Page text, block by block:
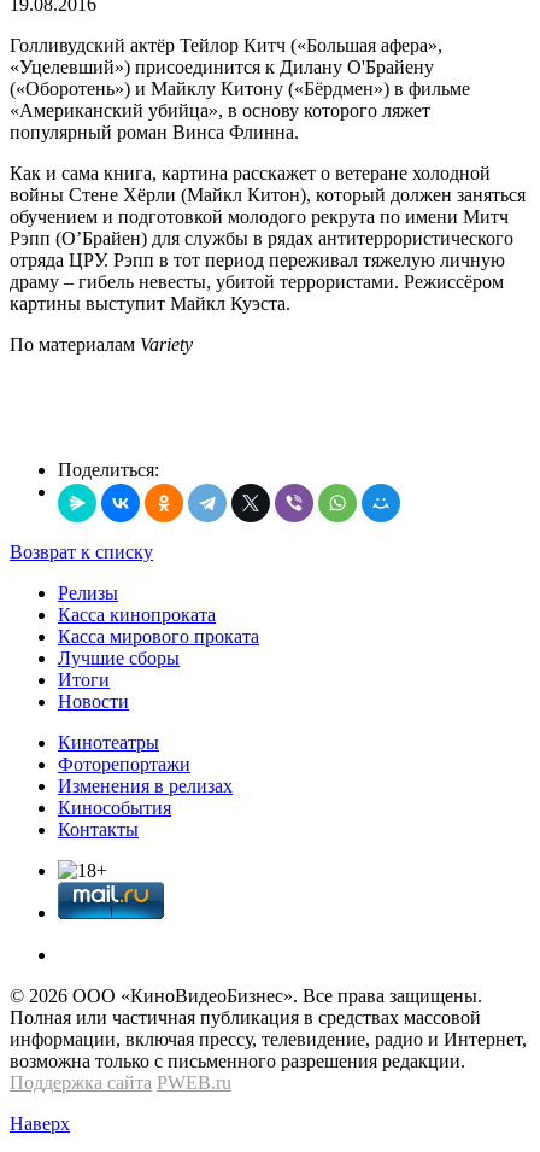
Голливудский актёр Тейлор Китч («Большая афера»,
«Уцелевший») присоединится к Дилану О'Брайену
(«Оборотень») и Майклу Китону («Бёрдмен») в фильме
«Американский убийца», в основу которого ляжет
популярный роман Винса Флинна.
Как и сама книга, картина расскажет о ветеране холодной
войны Стене Хёрли (Майкл Китон), который должен заняться
обучением и подготовкой молодого рекрута по имени Митч
Рэпп (О’Брайен) для службы в рядах антитеррористического
отряда ЦРУ. Рэпп в тот период переживал тяжелую личную
драму – гибель невесты, убитой террористами. Режиссёром
картины выступит Майкл Куэста.
По материалам Variety
Поделиться:
Возврат к списку
Релизы
Касса кинопроката
Касса мирового проката
Лучшие сборы
Итоги
Новости
Кинотеатры
Фоторепортажи
Изменения в релизах
Кинособытия
Контакты
© 2026 OOО «КиноВидеоБизнес». Все права защищены.
Полная или частичная публикация в средствах массовой
информации, включая прессу, телевидение, радио и Интернет,
возможна только с письменного разрешения редакции.
Поддержка сайта PWEB.ru
Наверх